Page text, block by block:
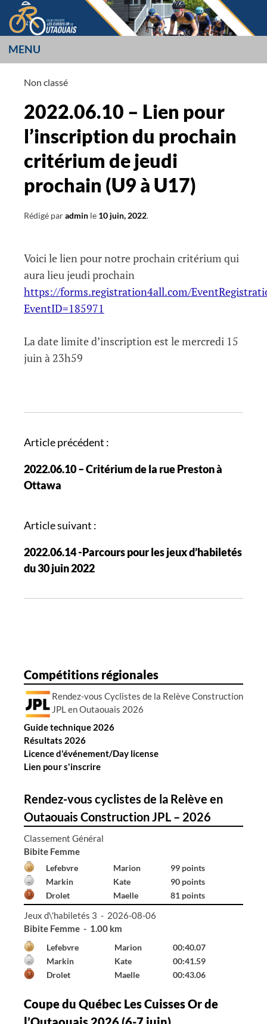
Aller
au
contenu
LES CUISSES OR
L’OUTAOUAIS
MENU
Non classé
2022.06.10 – Lien pour
l’inscription du prochain
critérium de jeudi
prochain (U9 à U17)
Rédigé paradmin le 10 juin, 2022.
Voici le lien pour notre prochain critérium qui
aura lieu jeudi prochain
https://forms.registration4all.com/
EventID=185971
La date limite d’inscription est le mercredi 15
juin à 23h59
N
v
i
a
i
o
d
r
t
c
l
e
s
Article précédent :
2022.06.10 – Critérium de la rue Preston à
Ottawa
Article suivant :
2022.06.14 -Parcours pour les jeux d’habiletés
du 30 juin 2022
Compétitions régionales
Rendez-vous Cyclistes de la Relève Construction
JPL en Outaouais 2026
Guide technique 2026
Résultats 2026
Licence d'événement/Day license
Lien pour s'inscrire
Rendez-vous cyclistes de la Relève en
Outaouais Construction JPL – 2026
Classement Général
Bibite Homme
Declerck Émile
99 points
Hall
Gabriel
96 points
Renaud
Émile 52 points
Jeux d\'habiletés 3 - 2026-08-06
Bibite Femme - 1.00 km
Lefebvre Marion
00:40.07
Markin
Kate
00:41.59
Drolet
Maelle 00:43.06
Coupe du Québec Les Cuisses Or de